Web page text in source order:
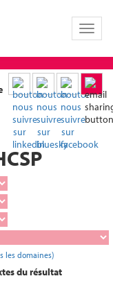
Toggle
les domaines)
du résultat